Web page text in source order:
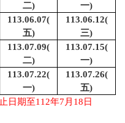
二)
一)
113.06.07(
五)
113.06.12(
三)
113.07.09(
二)
113.07.15(
一)
113.07.22(
一)
113.07.26(
五)
日期至112年7月18日